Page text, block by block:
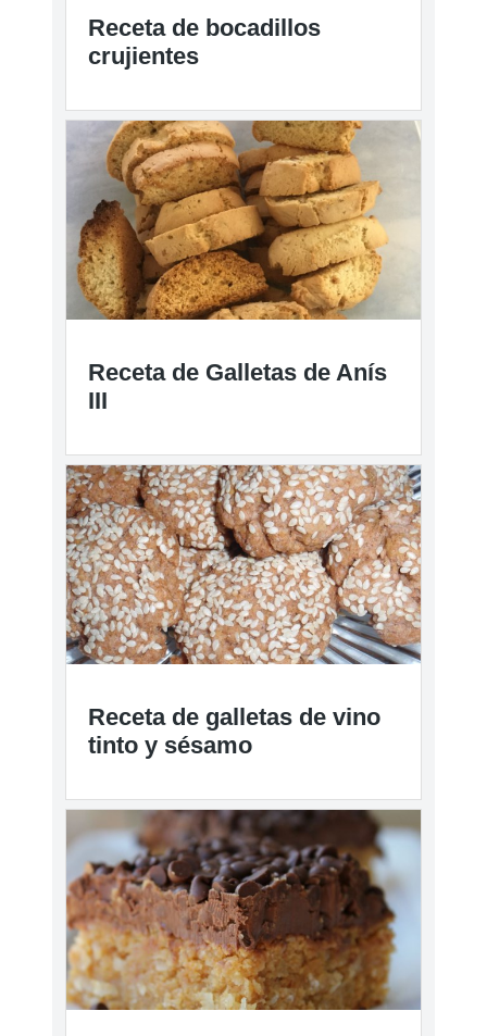
Receta de bocadillos
crujientes
Receta de Galletas de Anís
III
Receta de galletas de vino
tinto y sésamo